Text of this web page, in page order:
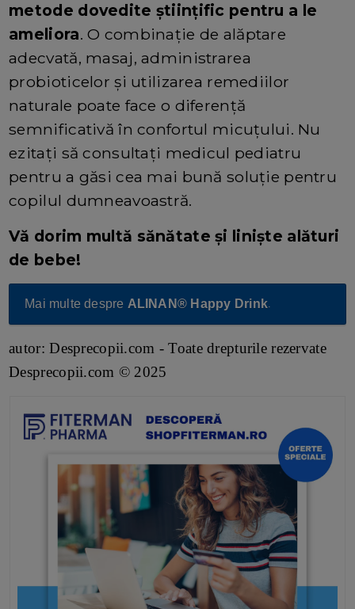
metode dovedite științific pentru a le
ameliora. O combinație de alăptare
adecvată, masaj, administrarea
probioticelor și utilizarea remediilor
naturale poate face o diferență
semnificativă în confortul micuțului. Nu
ezitați să consultați medicul pediatru
pentru a găsi cea mai bună soluție pentru
copilul dumneavoastră.
Vă dorim multă sănătate și liniște alături
de bebe!
Mai multe despre ALINAN® Happy Drink.
autor: Desprecopii.com - Toate drepturile rezervate
Desprecopii.com © 2025